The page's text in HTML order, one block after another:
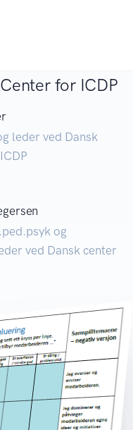
for ICDP
leder ved Dansk
og
ved Dansk center